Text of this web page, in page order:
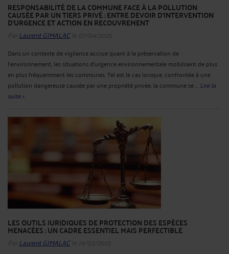
RESPONSABILITÉ DE LA COMMUNE FACE À LA POLLUTION
CAUSÉE PAR UN TIERS PRIVÉ : ENTRE DEVOIR D’INTERVENTION
D’URGENCE ET ACTION EN RECOUVREMENT
Par Laurent GIMALACle 07/04/2025
Dans un contexte de vigilance accrue quant à la préservation de
l’environnement, les situations d’urgence environnementale mobilisent de plus
en plus fréquemment les communes. Tel est le cas lorsque, confrontée à une
pollution dangereuse causée par une propriété privée, la commune se ... Lire la
suite >
LES OUTILS JURIDIQUES DE PROTECTION DES ESPÈCES
MENACÉES : UN CADRE ESSENTIEL MAIS PERFECTIBLE
Par Laurent GIMALACle 19/03/2025